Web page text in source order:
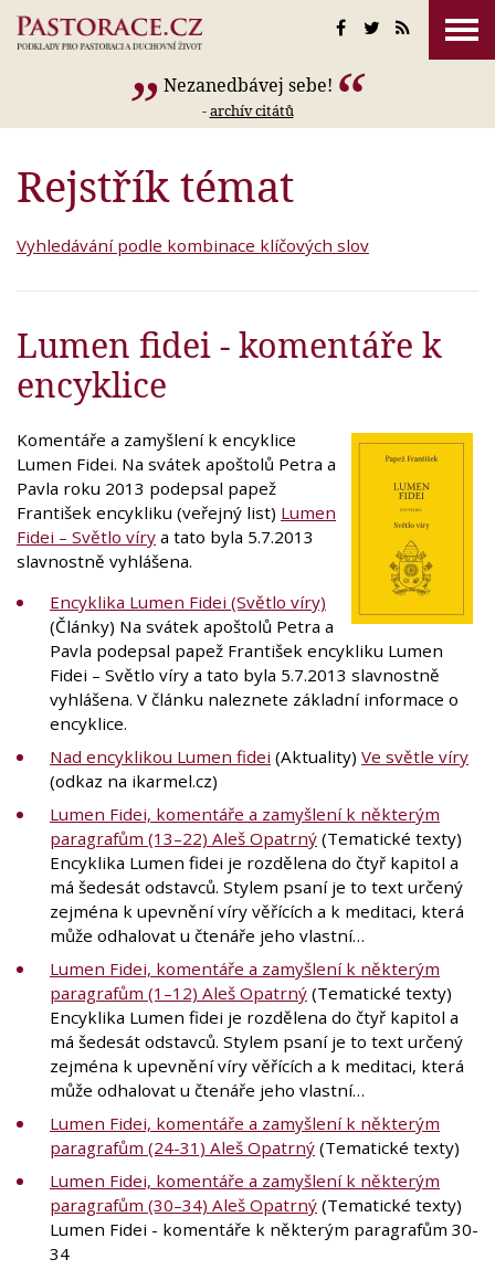
Nezanedbávej sebe!
-archív citátů
Rejstřík témat
Vyhledávání podle kombinace klíčových slov
Lumen fidei - komentáře k
encyklice
Komentáře a zamyšlení k encyklice
Lumen Fidei. Na svátek apoštolů Petra a
Pavla roku 2013 podepsal papež
František encykliku (veřejný list) Lumen
Fidei – Světlo víry a tato byla 5.7.2013
slavnostně vyhlášena.
Encyklika Lumen Fidei (Světlo víry)
(Články) Na svátek apoštolů Petra a
Pavla podepsal papež František encykliku Lumen
Fidei – Světlo víry a tato byla 5.7.2013 slavnostně
vyhlášena. V článku naleznete základní informace o
encyklice.
Nad encyklikou Lumen fidei (Aktuality) Ve světle víry
(odkaz na ikarmel.cz)
Lumen Fidei, komentáře a zamyšlení k některým
paragrafům (13–22) Aleš Opatrný (Tematické texty)
Encyklika Lumen fidei je rozdělena do čtyř kapitol a
má šedesát odstavců. Stylem psaní je to text určený
zejména k upevnění víry věřících a k meditaci, která
může odhalovat u čtenáře jeho vlastní…
Lumen Fidei, komentáře a zamyšlení k některým
paragrafům (1–12) Aleš Opatrný (Tematické texty)
Encyklika Lumen fidei je rozdělena do čtyř kapitol a
má šedesát odstavců. Stylem psaní je to text určený
zejména k upevnění víry věřících a k meditaci, která
může odhalovat u čtenáře jeho vlastní…
Lumen Fidei, komentáře a zamyšlení k některým
paragrafům (24-31) Aleš Opatrný (Tematické texty)
Lumen Fidei, komentáře a zamyšlení k některým
paragrafům (30–34) Aleš Opatrný (Tematické texty)
Lumen Fidei - komentáře k některým paragrafům 30-
34